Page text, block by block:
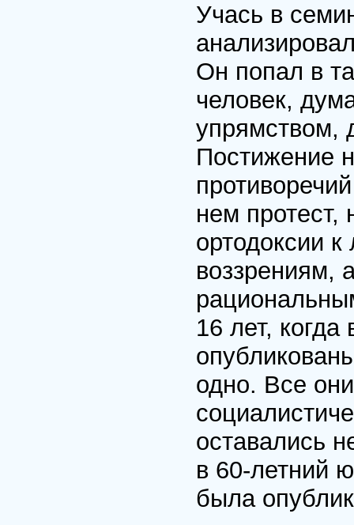
Учась в
Он попал в
человек,
упрямством,
Постижение
нем протест,
ортодоксии
воззрениям,
16 лет,
одно. Все
оставались
в 60-летний
была